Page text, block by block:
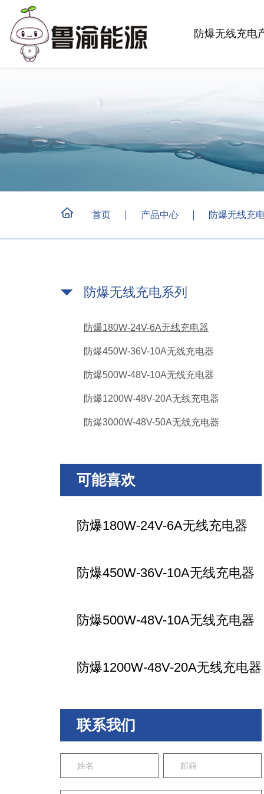
防爆无线充电
首页 产品中心 防爆无线充
防爆无线充电系列
防爆180W-24V-6A无线充电器
防爆450W-36V-10A无线充电器
防爆500W-48V-10A无线充电器
防爆1200W-48V-20A无线充电器
防爆3000W-48V-50A无线充电器
可能喜欢
防爆180W-24V-6A无线充电器
防爆450W-36V-10A无线充电器
防爆500W-48V-10A无线充电器
防爆1200W-48V-20A无线充电器
联系我们